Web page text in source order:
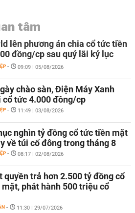
tâm
lên phương án chia cổ tức tiền
đồng/cp sau quý lãi kỷ lục
- 09:09 | 05/08/2026
chào sàn, Điện Máy Xanh
cổ tức 4.000 đồng/cp
- 11:49 | 03/08/2026
nghìn tỷ đồng cổ tức tiền mặt
về túi cổ đông trong tháng 8
- 08:17 | 02/08/2026
quyền trả hơn 2.500 tỷ đồng cổ
phát hành 500 triệu cổ
- 11:30 | 29/07/2026